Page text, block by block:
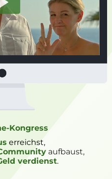
Kongress
erreichst,
aufbaust,
verdienst.